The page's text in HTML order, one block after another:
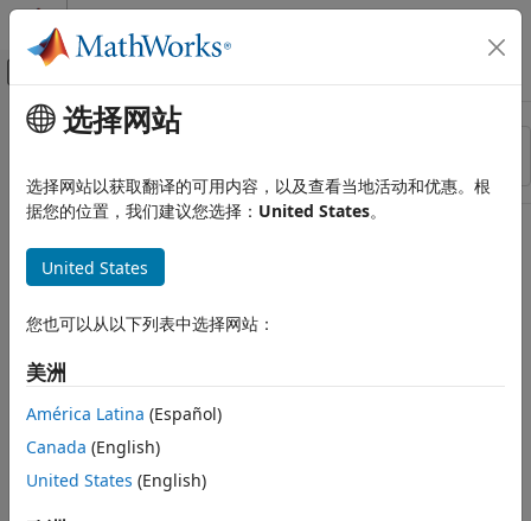
跳到内容
画布外导航菜单切换
资源
状态
主要内容
选择网站
选择网站以获取翻译的可用内容，以及查看当地活动和优惠。根
据您的位置，我们建议您选择： United States。
United States
您也可以从以下列表中选择网站：
美洲
América Latina (Español)
Canada (English)
United States (English)